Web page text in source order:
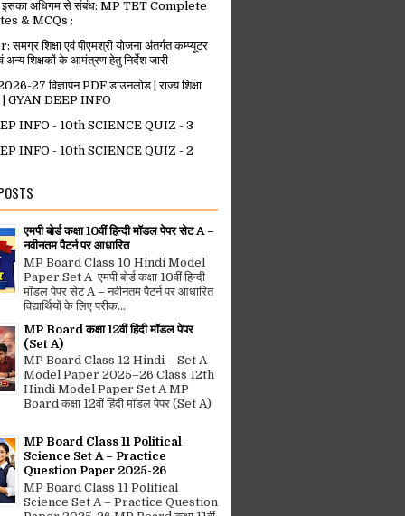
इसका अधिगम से संबंध: MP TET Complete
& MCQs :
शिक्षा एवं पीएमश्री योजना अंतर्गत कम्प्यूटर
अन्य शिक्षकों के आमंत्रण हेतु निर्देश जारी
27 विज्ञापन PDF डाउनलोड | राज्य शिक्षा
| GYAN DEEP INFO
INFO - 10th SCIENCE QUIZ - 3
INFO - 10th SCIENCE QUIZ - 2
एमपी बोर्ड कक्षा 10वीं हिन्दी मॉडल पेपर सेट A –
नवीनतम पैटर्न पर आधारित
MP Board Class 10 Hindi Model
Paper Set A एमपी बोर्ड कक्षा 10वीं हिन्दी
मॉडल पेपर सेट A – नवीनतम पैटर्न पर आधारित
विद्यार्थियों के लिए परीक...
MP Board कक्षा 12वीं हिंदी मॉडल पेपर
(Set A)
MP Board Class 12 Hindi – Set A
Model Paper 2025–26 Class 12th
Hindi Model Paper Set A MP
Board कक्षा 12वीं हिंदी मॉडल पेपर (Set A)
MP Board Class 11 Political
Science Set A – Practice
Question Paper 2025-26
MP Board Class 11 Political
Science Set A – Practice Question